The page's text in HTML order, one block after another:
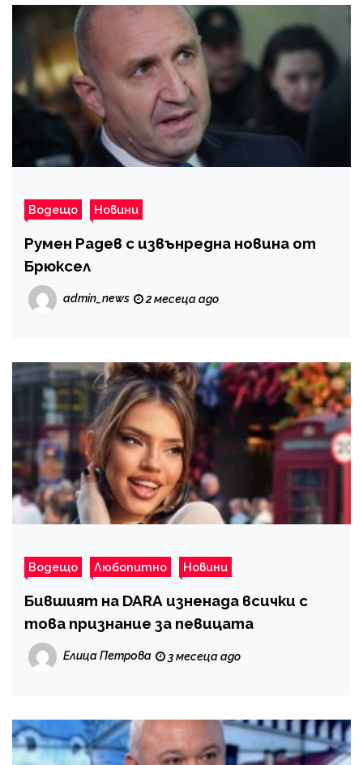
Водещо Новини
Румен Радев с извънредна новина от
Брюксел
admin_news 2 месеца ago
Водещо Любопитно Новини
Бившият на DARA изненада всички с
това признание за певицата
Елица Петрова 3 месеца ago